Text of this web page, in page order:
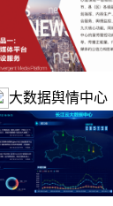
大数据舆情中心